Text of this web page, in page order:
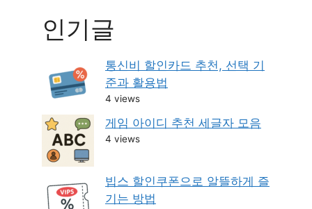
인기글
통신비 할인카드 추천, 선택 기
준과 활용법
4 views
게임 아이디 추천 세글자 모음
4 views
빕스 할인쿠폰으로 알뜰하게 즐
기는 방법